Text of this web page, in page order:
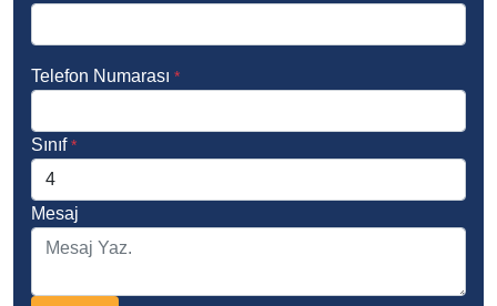
Telefon Numarası *
Sınıf*
Mesaj